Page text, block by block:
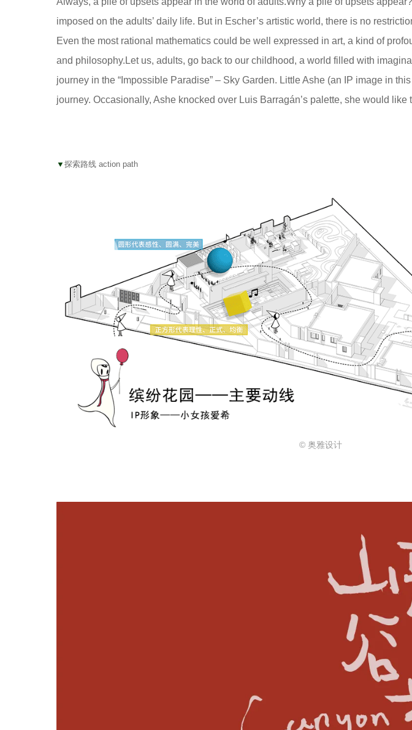
imposed on the adults’ daily life. But in Escher’s artistic world, there is no
Even the most rational mathematics could be well expressed in art, a kind of
and philosophy.Let us, adults, go back to our childhood, a world filled with
journey in the “Impossible Paradise” – Sky Garden. Little Ashe (an IP image in
journey. Occasionally, Ashe knocked over Luis Barragán’s palette, she would
▼ 探索路线 action path
© 奥雅设计